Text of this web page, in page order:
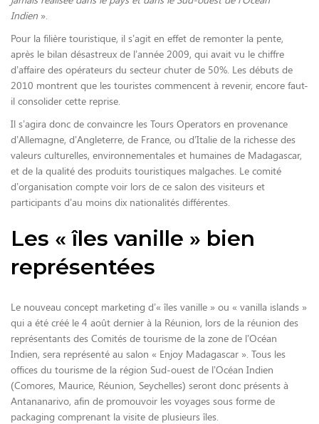
Indien ».
Pour la filière touristique, il s’agit en effet de remonter la pente,
après le bilan désastreux de l’année 2009, qui avait vu le chiffre
d’affaire des opérateurs du secteur chuter de 50%. Les débuts de
2010 montrent que les touristes commencent à revenir, encore faut-
il consolider cette reprise.
Il s’agira donc de convaincre les Tours Operators en provenance
d’Allemagne, d’Angleterre, de France, ou d’Italie de la richesse des
valeurs culturelles, environnementales et humaines de Madagascar,
et de la qualité des produits touristiques malgaches. Le comité
d’organisation compte voir lors de ce salon des visiteurs et
participants d’au moins dix nationalités différentes.
Les « îles vanille » bien
représentées
Le nouveau concept marketing d’« îles vanille » ou « vanilla islands »
qui a été créé le 4 août dernier à la Réunion, lors de la réunion des
représentants des Comités de tourisme de la zone de l’Océan
Indien, sera représenté au salon « Enjoy Madagascar ». Tous les
offices du tourisme de la région Sud-ouest de l’Océan Indien
(Comores, Maurice, Réunion, Seychelles) seront donc présents à
Antananarivo, afin de promouvoir les voyages sous forme de
packaging comprenant la visite de plusieurs îles.